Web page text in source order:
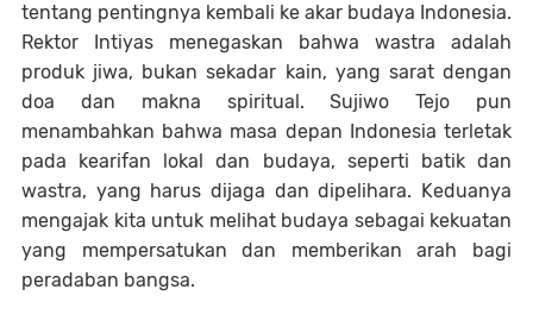
tentang pentingnya kembali ke akar budaya Indonesia.
Rektor Intiyas menegaskan bahwa wastra adalah
produk jiwa, bukan sekadar kain, yang sarat dengan
doa dan makna spiritual. Sujiwo Tejo pun
menambahkan bahwa masa depan Indonesia terletak
pada kearifan lokal dan budaya, seperti batik dan
wastra, yang harus dijaga dan dipelihara. Keduanya
mengajak kita untuk melihat budaya sebagai kekuatan
yang mempersatukan dan memberikan arah bagi
peradaban bangsa.